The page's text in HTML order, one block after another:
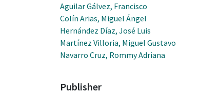
Aguilar Gálvez, Francisco
Colín Arias, Miguel Ángel
Hernández Díaz, José Luis
Martínez Villoria, Miguel Gustavo
Navarro Cruz, Rommy Adriana
Publisher